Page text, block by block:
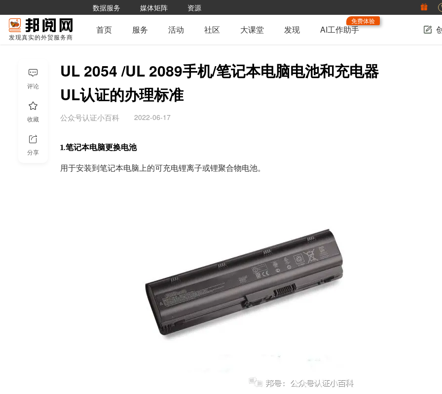
数据服务 媒体矩阵 资源
发现真实的外贸服务商
首页 服务 活动 社区 大课堂 发现 AI工作助手
免费体验
UL 2054 /UL 2089手机/笔记本电脑电池和充电器
UL认证的办理标准
公众号认证小百科 2022-06-17
1.笔记本电脑更换电池
用于安装到笔记本电脑上的可充电锂离子或锂聚合物电池。
评论
收藏
分享